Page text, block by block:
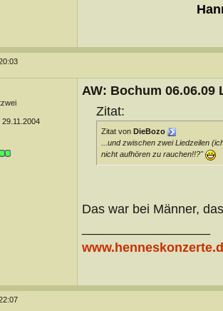
AW: Bochum 06.06.09
Zitat:
Zitat von DieBozo
...und zwischen zwei Liedzeilen
nicht aufhören zu rauchen!!?"
Das war bei Männer,